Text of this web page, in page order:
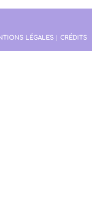
LÉGALES | CRÉDITS